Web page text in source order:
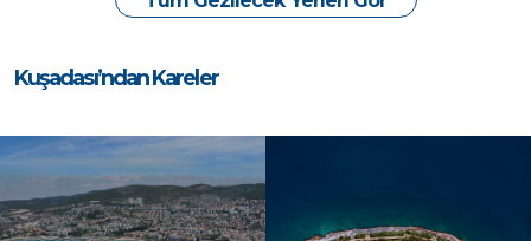
Kuşadası’ndan Kareler